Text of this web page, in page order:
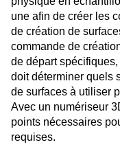
une afin de créer les
de création de
commande de
de départ
doit déterminer quels
de surfaces à utiliser
Avec un numériseur
points nécessaires
requises.